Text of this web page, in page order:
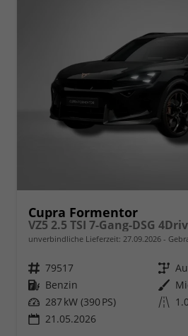
Cupra Formentor
VZ5 2.5 TSI 7-Gang-DSG
unverbindliche Lieferzeit: 27.09.2026
Fahrzeugnr. 79517 Getriebe
Kraftstoff Benzin Außenfarbe
Leistung 287 kW (390 PS) Kilometerstand
21.05.2026